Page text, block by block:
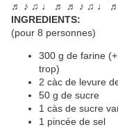
♬ ♪ ♫ ♩ ♬ ♬ ♪ ♫ ♩
INGREDIENTS:
(pour 8 personnes)
300 g de farine
trop)
2 càc de levure
50 g de sucre
1 càs de sucre
1 pincée de sel